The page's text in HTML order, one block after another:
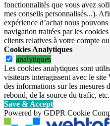
fonctionnalités que vous avez
mes conseils personnalisés...).
expérience d’achat nous
navigation traitées par les
clients relatives à votre compte
Cookies Analytiques
analytiques
Les cookies analytiques sont
visiteurs interagissent avec le
des informations sur les mesures
rebond, de la source du trafic, etc.
Save & Accept
Powered by GDPR Cookie